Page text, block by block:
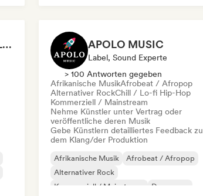
Music es un Voyage - Luis Reys APOLO MUSIC
Label, Sound Experte
> 100 Antworten gegeben
Afrikanische MusikAfrobeat / Afropop
Alternativer RockChill / Lo-fi Hip-Hop
Kommerziell / Mainstream
Nehme Künstler unter Vertrag oder
veröffentliche deren Musik
Gebe Künstlern detailliertes Feedback zu
dem Klang/der Produktion
Afrikanische Musik
Afrobeat / Afropop
Alternativer Rock
Kommerziell / Mainstream
Dance pop